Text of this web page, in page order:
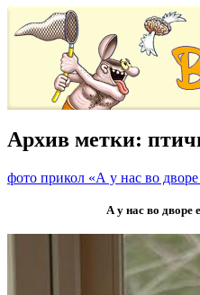
Архив метки:
фото прикол «А у нас во дворе
А у нас во дворе